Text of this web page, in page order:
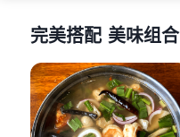
完美搭配 美味组合